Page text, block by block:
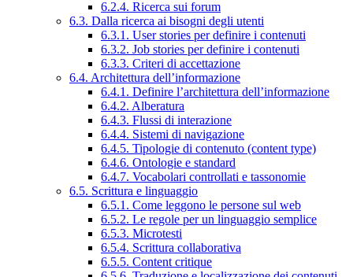
6.2.4. Ricerca sui forum
6.3. Dalla ricerca ai bisogni degli utenti
6.3.1. User stories per definire i contenuti
6.3.2. Job stories per definire i contenuti
6.3.3. Criteri di accettazione
6.4. Architettura dell’informazione
6.4.1. Definire l’architettura dell’informazione
6.4.2. Alberatura
6.4.3. Flussi di interazione
6.4.4. Sistemi di navigazione
6.4.5. Tipologie di contenuto (content type)
6.4.6. Ontologie e standard
6.4.7. Vocabolari controllati e tassonomie
6.5. Scrittura e linguaggio
6.5.1. Come leggono le persone sul web
6.5.2. Le regole per un linguaggio semplice
6.5.3. Microtesti
6.5.4. Scrittura collaborativa
6.5.5. Content critique